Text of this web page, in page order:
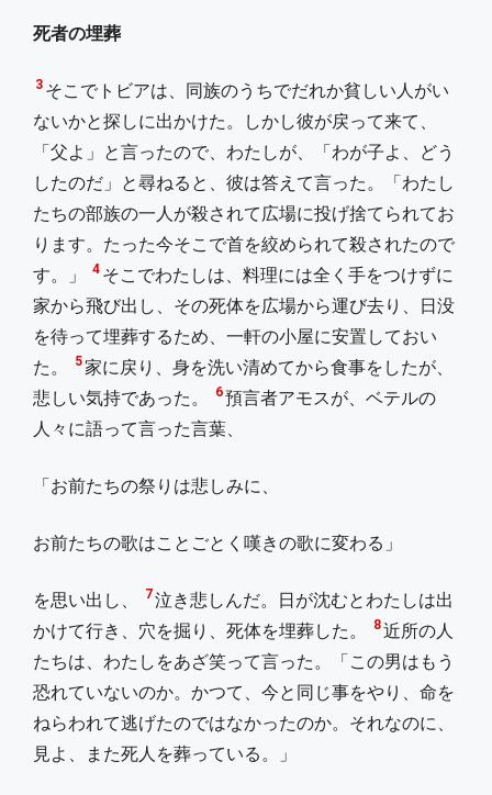
死者の埋葬
3 そこでトビアは、同族のうちでだれか貧しい人がい
ないかと探しに出かけた。しかし彼が戻って来て、
「父よ」と言ったので、わたしが、「わが子よ、どう
したのだ」と尋ねると、彼は答えて言った。「わたし
たちの部族の一人が殺されて広場に投げ捨てられてお
ります。たった今そこで首を絞められて殺されたので
す。」
4 そこでわたしは、料理には全く手をつけずに
家から飛び出し、その死体を広場から運び去り、日没
を待って埋葬するため、一軒の小屋に安置しておい
た。
5家に戻り、身を洗い清めてから食事をしたが、
悲しい気持であった。
6預言者アモスが、ベテルの
人々に語って言った言葉、
「お前たちの祭りは悲しみに、
お前たちの歌はことごとく嘆きの歌に変わる」
を思い出し、 7泣き悲しんだ。日が沈むとわたしは出
かけて行き、穴を掘り、死体を埋葬した。
8近所の人
たちは、わたしをあざ笑って言った。「この男はもう
恐れていないのか。かつて、今と同じ事をやり、命を
ねらわれて逃げたのではなかったのか。それなのに、
見よ、また死人を葬っている。」